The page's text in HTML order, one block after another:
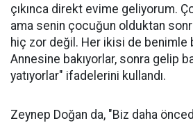
çıkınca direkt evime geliyorum.
ama senin çocuğun olduktan
hiç zor değil. Her ikisi de benimle
Annesine bakıyorlar, sonra gelip
yatıyorlar" ifadelerini kullandı.
Zeynep Doğan da, "Biz daha